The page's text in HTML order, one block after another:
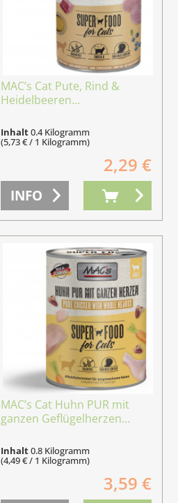
MAC’s Cat Pute, Rind &
Heidelbeeren...
Inhalt0.4 Kilogramm
(5,73 € / 1 Kilogramm)
2,29 €
INFO
MAC’s Cat Huhn PUR mit
ganzen Geflügelherzen...
Inhalt0.8 Kilogramm
(4,49 € / 1 Kilogramm)
3,59 €